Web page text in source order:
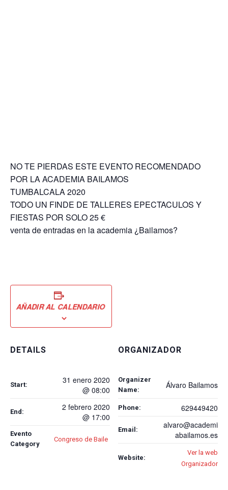
NO TE PIERDAS ESTE EVENTO RECOMENDADO
POR LA ACADEMIA BAILAMOS
TUMBALCALA 2020
TODO UN FINDE DE TALLERES EPECTACULOS Y
FIESTAS POR SOLO 25 €
venta de entradas en la academia ¿Bailamos?
AÑADIR AL CALENDARIO
DETAILS
Start:
31 enero 2020
@ 08:00
End:
2 febrero 2020
@ 17:00
Evento
Category
Congreso de Baile
ORGANIZADOR
Organizer
Name:
Álvaro Bailamos
Phone: 629449420
Email:
alvaro@academi
abailamos.es
Website:
Ver la web
Organizador